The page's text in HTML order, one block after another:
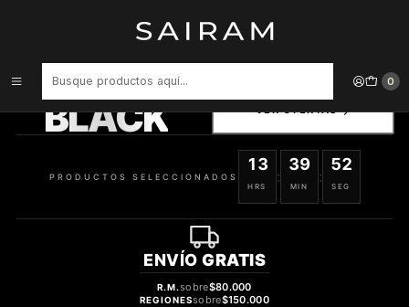
0
PERFUME MAISON ALHAMBRA GLOSSY MUJER EDP 100 ML
BLACK
SELECCIONADOS
PRODUCTOS SELECCIONADOS
13
HRS
:
39
MIN
:
51
SEG
ENVÍO GRATIS
R.M.sobre$80.000
REGIONESsobre$150.000